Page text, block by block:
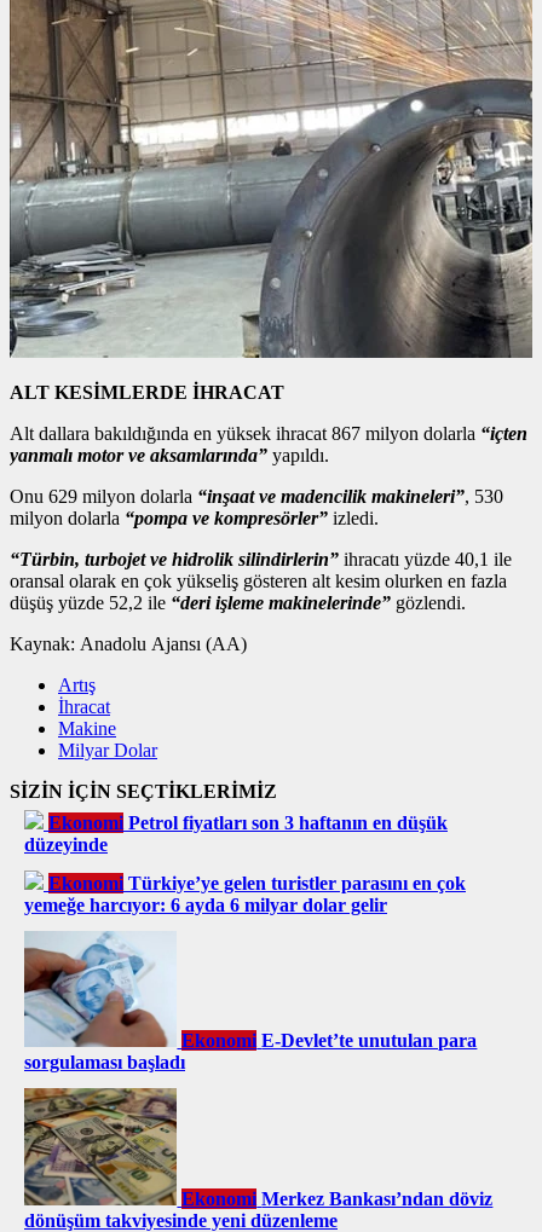
ALT KESİMLERDE İHRACAT
Alt dallara bakıldığında en yüksek ihracat 867 milyon dolarla “içten
yanmalı motor ve aksamlarında” yapıldı.
Onu 629 milyon dolarla “inşaat ve madencilik makineleri”, 530
milyon dolarla “pompa ve kompresörler” izledi.
“Türbin, turbojet ve hidrolik silindirlerin” ihracatı yüzde 40,1 ile
oransal olarak en çok yükseliş gösteren alt kesim olurken en fazla
düşüş yüzde 52,2 ile “deri işleme makinelerinde” gözlendi.
Kaynak: Anadolu Ajansı (AA)
Artış
İhracat
Makine
Milyar Dolar
SİZİN İÇİN SEÇTİKLERİMİZ
Ekonomi Petrol fiyatları son 3 haftanın en düşük
düzeyinde
Ekonomi Türkiye’ye gelen turistler parasını en çok
yemeğe harcıyor: 6 ayda 6 milyar dolar gelir
Ekonomi E-Devlet’te unutulan para
sorgulaması başladı
Ekonomi Merkez Bankası’ndan döviz
dönüşüm takviyesinde yeni düzenleme